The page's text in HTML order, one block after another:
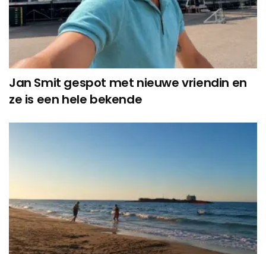
Jan Smit gespot met nieuwe vriendin en
ze is een hele bekende